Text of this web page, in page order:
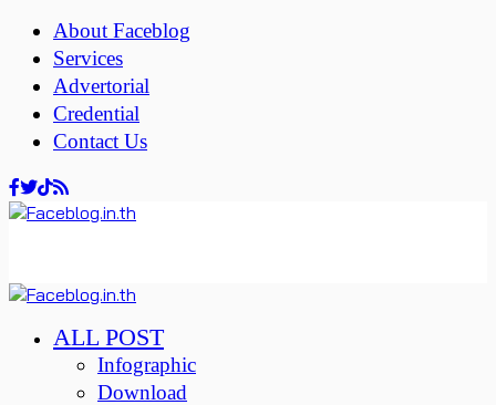
About Faceblog
Services
Advertorial
Credential
Contact Us
ALL POST
Infographic
Download